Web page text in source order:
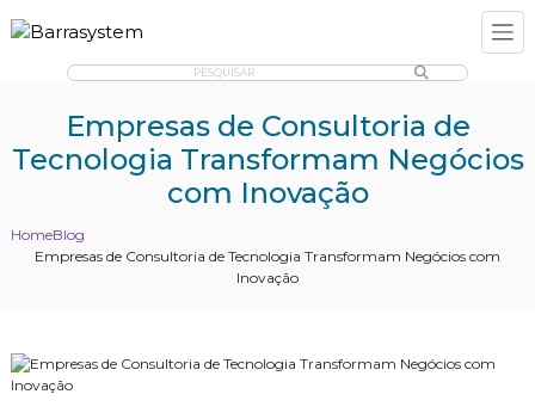
PESQUISAR
Empresas de Consultoria de
Tecnologia Transformam Negócios
com Inovação
HomeBlog
Empresas de Consultoria de Tecnologia Transformam Negócios com
Inovação